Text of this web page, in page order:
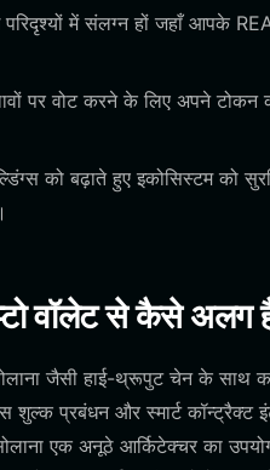
परिदृश्यों में संलग्न हों जहाँ आपके
पर वोट करने के लिए अपने
को बढ़ाते हुए इकोसिस्टम को
वॉलेट से कैसे अलग
जैसी हाई-थ्रूपुट चेन के
शुल्क प्रबंधन और स्मार्ट
एक अनूठे आर्किटेक्चर का